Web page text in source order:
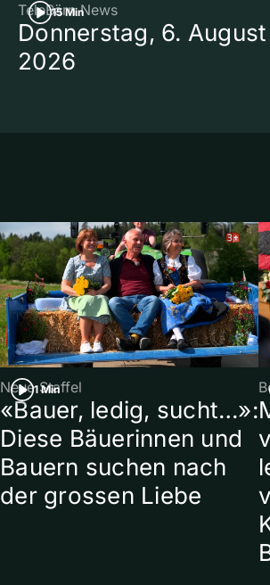
15 Min
TeleBärn News
Donnerstag, 6. August
2026
1 Min
Neue Staffel
«Bauer, ledig, sucht…»:
Diese Bäuerinnen und
Bauern suchen nach
der grossen Liebe